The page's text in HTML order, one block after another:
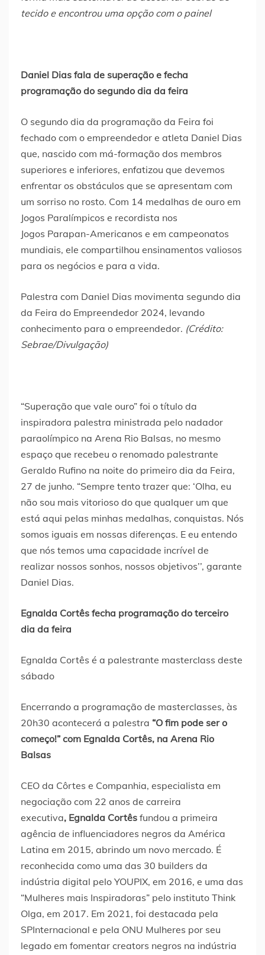
tecido e encontrou uma opção com o painel
Daniel Dias fala de superação e fecha
programação do segundo dia da feira
O segundo dia da programação da Feira foi
fechado com o empreendedor e atleta Daniel Dias
que, nascido com má-formação dos membros
superiores e inferiores, enfatizou que devemos
enfrentar os obstáculos que se apresentam com
um sorriso no rosto. Com 14 medalhas de ouro em
Jogos Paralímpicos e recordista nos
Jogos Parapan-Americanos e em campeonatos
mundiais, ele compartilhou ensinamentos valiosos
para os negócios e para a vida.
Palestra com Daniel Dias movimenta segundo dia
da Feira do Empreendedor 2024, levando
conhecimento para o empreendedor. (Crédito:
Sebrae/Divulgação)
“Superação que vale ouro” foi o título da
inspiradora palestra ministrada pelo nadador
paraolímpico na Arena Rio Balsas, no mesmo
espaço que recebeu o renomado palestrante
Geraldo Rufino na noite do primeiro dia da Feira,
27 de junho. “Sempre tento trazer que: ‘Olha, eu
não sou mais vitorioso do que qualquer um que
está aqui pelas minhas medalhas, conquistas. Nós
somos iguais em nossas diferenças. E eu entendo
que nós temos uma capacidade incrível de
realizar nossos sonhos, nossos objetivos’’, garante
Daniel Dias.
Egnalda Cortês fecha programação do terceiro
dia da feira
Egnalda Cortês é a palestrante masterclass deste
sábado
Encerrando a programação de masterclasses, às
20h30 acontecerá a palestra “O fim pode ser o
começo!” com Egnalda Cortês, na Arena Rio
Balsas
CEO da Côrtes e Companhia, especialista em
negociação com 22 anos de carreira
executiva, Egnalda Cortês fundou a primeira
agência de influenciadores negros da América
Latina em 2015, abrindo um novo mercado. É
reconhecida como uma das 30 builders da
indústria digital pelo YOUPIX, em 2016, e uma das
“Mulheres mais Inspiradoras” pelo instituto Think
Olga, em 2017. Em 2021, foi destacada pela
SPInternacional e pela ONU Mulheres por seu
legado em fomentar creators negros na indústria